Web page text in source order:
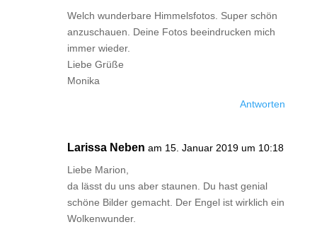
Welch wunderbare Himmelsfotos. Super schön
anzuschauen. Deine Fotos beeindrucken mich
immer wieder.
Liebe Grüße
Monika
Antworten
Larissa Neben am 15. Januar 2019 um 10:18
Liebe Marion,
da lässt du uns aber staunen. Du hast genial
schöne Bilder gemacht. Der Engel ist wirklich ein
Wolkenwunder.